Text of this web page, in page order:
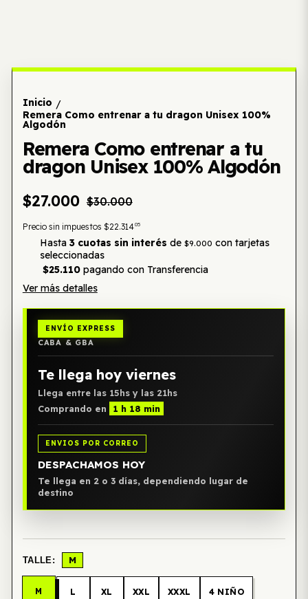
Inicio /
Remera Como entrenar a tu dragon Unisex 100%
Algodón
Remera Como entrenar a tu
dragon Unisex 100% Algodón
$27.000 $30.000
Precio sin impuestos $22.31405
Hasta 3 cuotas sin interés de $9.000 con tarjetas
seleccionadas
$25.110pagando con Transferencia
Ver más detalles
ENVÍO EXPRESS
CABA & GBA
Te llega hoy viernes
Llega entre las 15hs y las 21hs
Comprando en
1 h 18 min
ENVIOS POR CORREO
DESPACHAMOS HOY
Te llega en 2 o 3 días, dependiendo lugar de
destino
TALLE: M
M L XL XXL XXXL 4 NIÑO